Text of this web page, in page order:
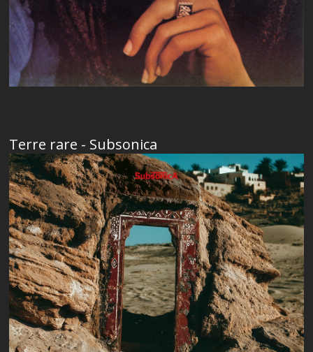
Terre rare - Subsonica